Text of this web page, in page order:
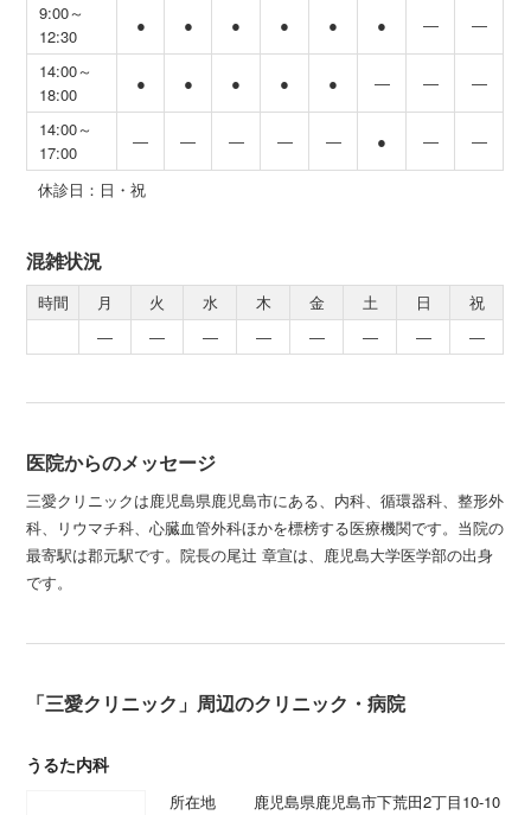
9:00～
12:30
● ● ● ● ● ● ― ―
14:00～
18:00
● ● ● ● ● ― ― ―
14:00～
17:00
― ― ― ― ― ● ― ―
休診日：日・祝
混雑状況
時間 月 火 水 木 金 土 日
祝
―
― ― ― ― ― ― ―
医院からのメッセージ
三愛クリニックは鹿児島県鹿児島市にある、内科、循環器科、整形外
科、リウマチ科、心臓血管外科ほかを標榜する医療機関です。当院の
最寄駅は郡元駅です。院長の尾辻 章宣は、鹿児島大学医学部の出身
です。
「三愛クリニック」周辺のクリニック・病院
うるた内科
所在地
鹿児島県鹿児島市下荒田2丁目10-10